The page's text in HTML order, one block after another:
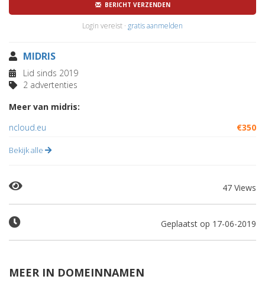
BERICHT VERZENDEN
Login vereist · gratis aanmelden
MIDRIS
Lid sinds 2019
2 advertenties
Meer van midris:
ncloud.eu
€350
Bekijk alle
47 Views
Geplaatst op 17-06-2019
MEER IN DOMEINNAMEN